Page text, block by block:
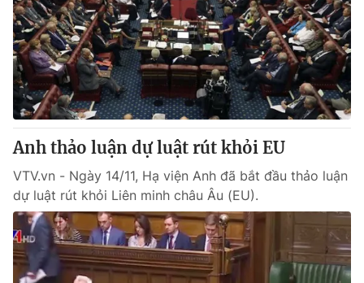
Anh thảo luận dự luật rút khỏi EU
VTV.vn - Ngày 14/11, Hạ viện Anh đã bắt đầu thảo luận
dự luật rút khỏi Liên minh châu Âu (EU).